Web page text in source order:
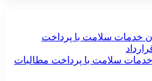
خدمات سلامت با پرداخت مطالبات